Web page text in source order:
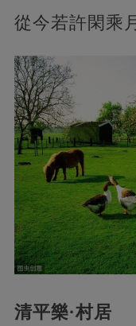
從今若許閑乘
清平樂·村居